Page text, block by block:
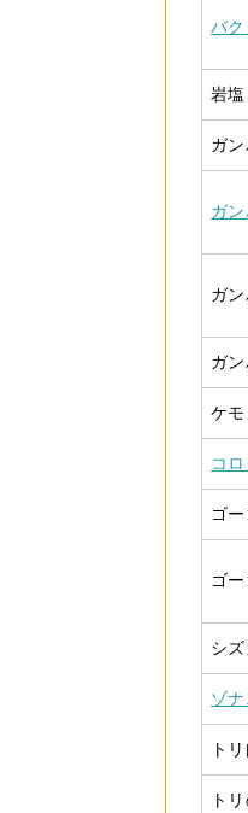
バ
岩塩
ガ
ガ
ガ
ガ
ケモ
コ
ゴ
ゴ
シ
ゾ
ト
ト